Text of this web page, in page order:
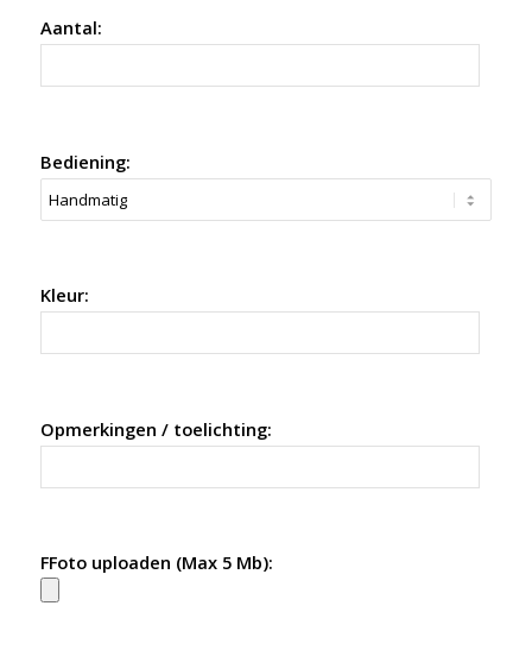
Aantal:
Bediening:
Kleur:
Opmerkingen / toelichting:
FFoto uploaden (Max 5 Mb):